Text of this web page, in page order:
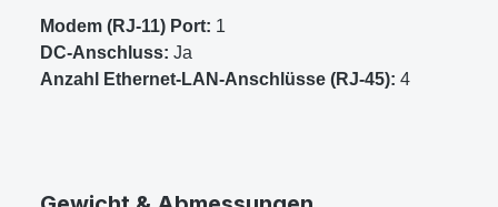
Modem (RJ-11) Port: 1
DC-Anschluss: Ja
Anzahl Ethernet-LAN-Anschlüsse (RJ-45): 4